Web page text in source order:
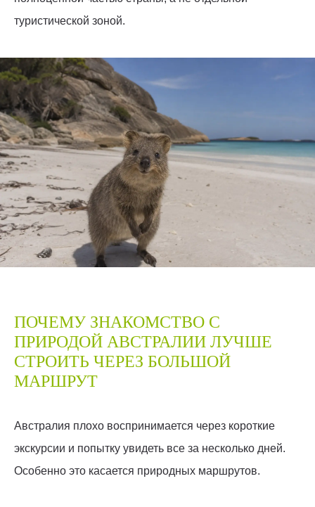
туристической зоной.
ПОЧЕМУ ЗНАКОМСТВО С
ПРИРОДОЙ АВСТРАЛИИ ЛУЧШЕ
СТРОИТЬ ЧЕРЕЗ БОЛЬШОЙ
МАРШРУТ
Австралия плохо воспринимается через короткие
экскурсии и попытку увидеть все за несколько дней.
Особенно это касается природных маршрутов.